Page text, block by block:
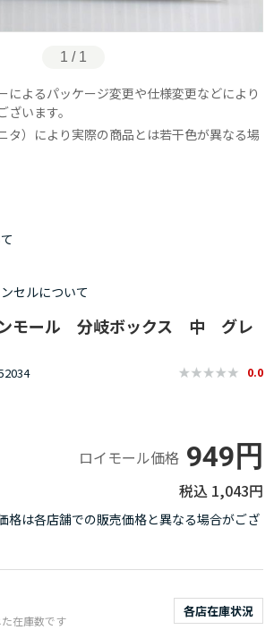
1 / 1
によるパッケージ変更や仕様変更などにより
います。
タ）により実際の商品とは若干色が異なる場
セルについて
モール 分岐ボックス 中 グレ
0.0
ロイモール価格 949円
1,043円
格は各店舗での販売価格と異なる場合がござ
各店在庫状況
在庫数です